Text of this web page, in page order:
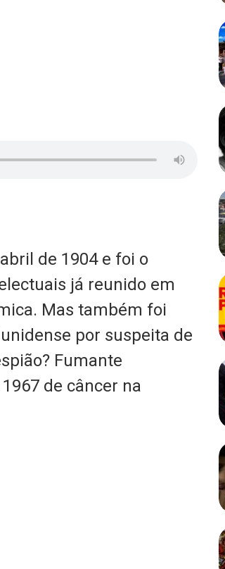
de 1904 e foi o
já reunido em
Mas também foi
por suspeita de
Fumante
de câncer na